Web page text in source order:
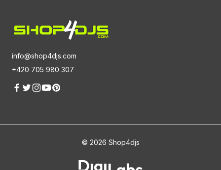
info@shop4djs.com
+420 705 980 307
© 2026 Shop4djs